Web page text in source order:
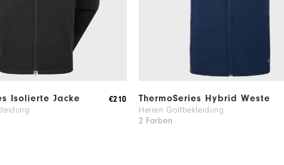
Isolierte Jacke €210 ThermoSeries Hybrid Weste
Herren Golfbekleidung
2 Farben